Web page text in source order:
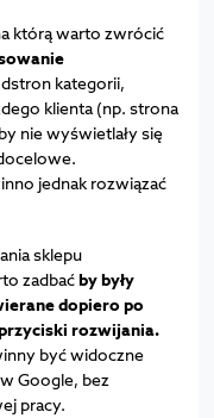
którą warto zwrócić
kategorii,
klienta (np. strona
nie wyświetlały się
jednak rozwiązać
sklepu
zadbaćby były
dopiero po
rozwijania.
być widoczne
Google, bez
pracy.